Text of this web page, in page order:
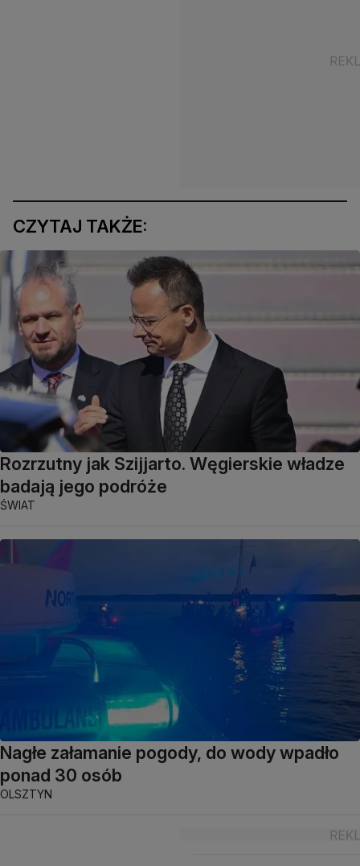
CZYTAJ TAKŻE:
Rozrzutny jak Szijjarto. Węgierskie władze
badają jego podróże
ŚWIAT
Nagłe załamanie pogody, do wody wpadło
ponad 30 osób
OLSZTYN